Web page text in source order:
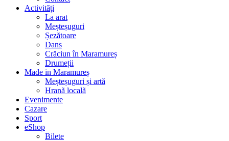
Activități
La arat
Meșteșuguri
Șezătoare
Dans
Crăciun în Maramureș
Drumeții
Made in Maramureș
Meșteșuguri și artă
Hranã localã
Evenimente
Cazare
Sport
e­Shop
Bilete